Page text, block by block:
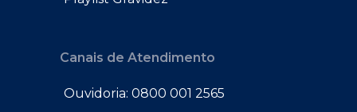
Canais de Atendimento
Ouvidoria: 0800 001 2565